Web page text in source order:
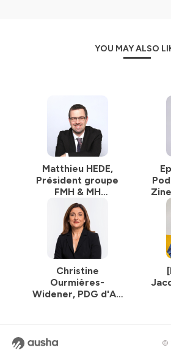
YOU MAY ALSO
Matthieu HEDE,
Président groupe
FMH & MH
industries -
L’industrie 2026
dans les yeux
Christine
Ourmières-
Widener, PDG d'Air
©